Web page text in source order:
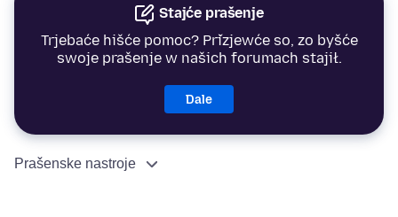
Stajće prašenje
Trjebaće hišće pomoc? Přizjewće so, zo byšće
swoje prašenje w našich forumach stajił.
Dale
Prašenske nastroje